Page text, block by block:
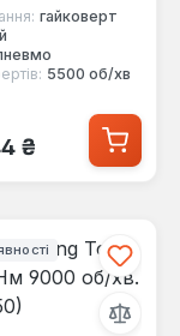
гайковерт
5500 об/хв
₴